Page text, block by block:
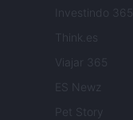
Investindo 365
Think.es
Viajar 365
ES Newz
Pet Story